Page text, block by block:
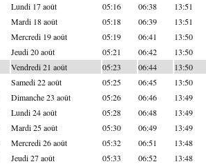
Lundi 17 août 05:16 06:38 13:51
Mardi 18 août 05:18 06:39 13:51
Mercredi 19 août 05:19 06:41 13:50
Jeudi 20 août 05:21 06:42 13:50
Vendredi 21 août 05:23 06:44 13:50
Samedi 22 août 05:25 06:45 13:50
Dimanche 23 août 05:26 06:46 13:49
Lundi 24 août 05:28 06:48 13:49
Mardi 25 août 05:30 06:49 13:49
Mercredi 26 août 05:32 06:51 13:48
Jeudi 27 août 05:33 06:52 13:48